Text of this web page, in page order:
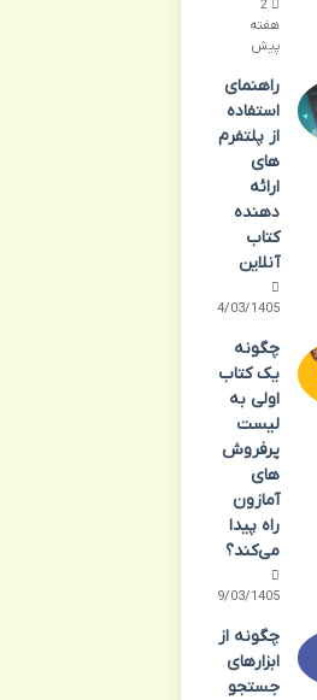
2
هفته
پیش
راهنمای
استفاده
از پلتفرم
های
ارائه
دهنده
کتاب
آنلاین
24/03/1405
چگونه
یک کتاب
اولی به
لیست
پرفروش‌
های
آمازون
راه پیدا
می‌کند؟
19/03/1405
چگونه از
ابزارهای
جستجو